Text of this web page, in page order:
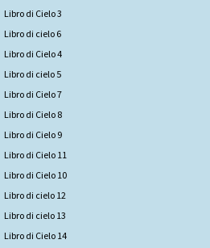
Libro di Cielo 3
Libro di cielo 6
Libro di Cielo 4
Libro di cielo 5
Libro di Cielo 7
Libro di Cielo 8
Libro di Cielo 9
Libro di Cielo 11
Libro di Cielo 10
Libro di cielo 12
Libro di cielo 13
Libro di Cielo 14